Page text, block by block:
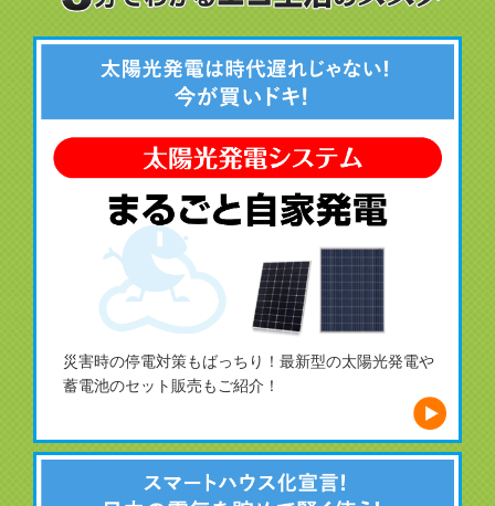
災害時の停電対策もばっちり！最新型の太陽光発電や
蓄電池のセット販売もご紹介！